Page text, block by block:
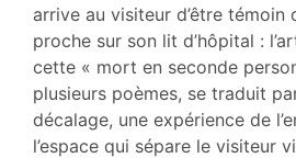
arrive au visiteur d’être témoin
proche sur son lit d’hôpital :
cette « mort en seconde
plusieurs poèmes, se traduit
décalage, une expérience de
l’espace qui sépare le visiteur